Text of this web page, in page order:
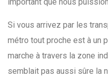
important que nous
Si vous arrivez par les
métro tout proche est à un
marche à travers la zone
semblait pas aussi sûre la